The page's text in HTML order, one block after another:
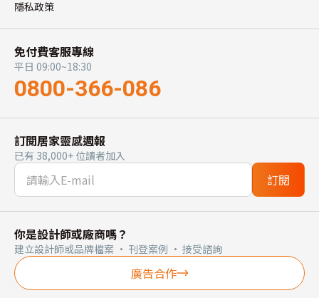
隱私政策
免付費客服專線
平日 09:00~18:30
0800-366-086
訂閱居家靈感週報
已有 38,000+ 位讀者加入
訂閱
你是設計師或廠商嗎？
建立設計師或品牌檔案 · 刊登案例 · 接受諮詢
廣告合作